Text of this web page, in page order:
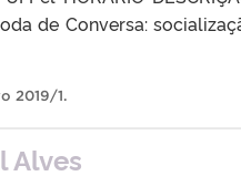
de Conversa:
2019/1.
Alves